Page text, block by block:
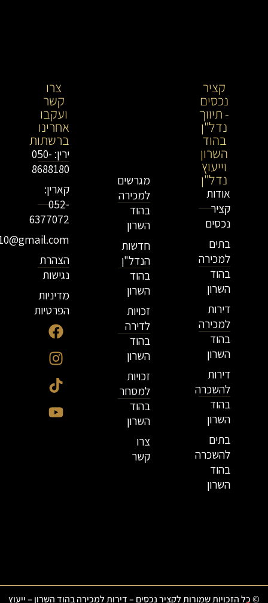
קציר
נכסים
- תיווך
נדל"ן
בהוד
השרון
וייעוץ
נדל"ן
אודות
קציר
נכסים
בתים
למכירה
בהוד
השרון
דירות
למכירה
בהוד
השרון
דירות
להשכרה
בהוד
השרון
בתים
להשכרה
בהוד
השרון
מגרשים
למכירה
בהוד
השרון
חדשות
הנדל"ן
בהוד
השרון
זכויות
לדירה
בהוד
השרון
זכויות
למסחר
בהוד
השרון
צרו
קשר
צרו
קשר
ועקבו
אחרינו
ברשתות
ירין: 050-
8688180
קארין:
052-
6377072
הצהרת
נגישות
מדיניות
הפרטיות
© כל הזכויות שמורות לקציר נכסים – דירות למכירה בהוד השרון – ייעוץ